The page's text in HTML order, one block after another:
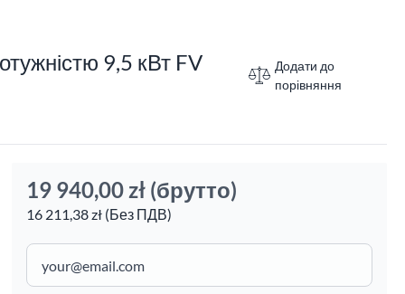
9,5 кВт FV
Додати до
порівняння
19 940,00 zł (брутто)
16 211,38 zł (Без ПДВ)